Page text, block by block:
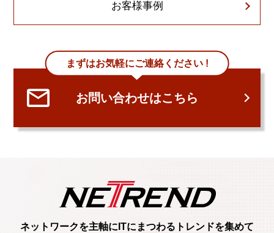
お客様事例
まずはお気軽にご連絡ください !
お問い合わせはこちら
ネットワークを主軸に ITにまつわるトレンドを集めて